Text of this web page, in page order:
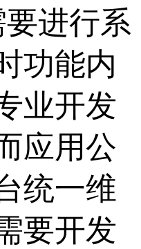
要进行系
功能内
业开发
应用公
统一维
要开发